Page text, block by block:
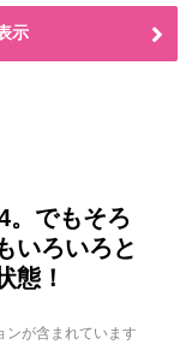
示
。でもそろ
いろいろと
態！
が含まれています